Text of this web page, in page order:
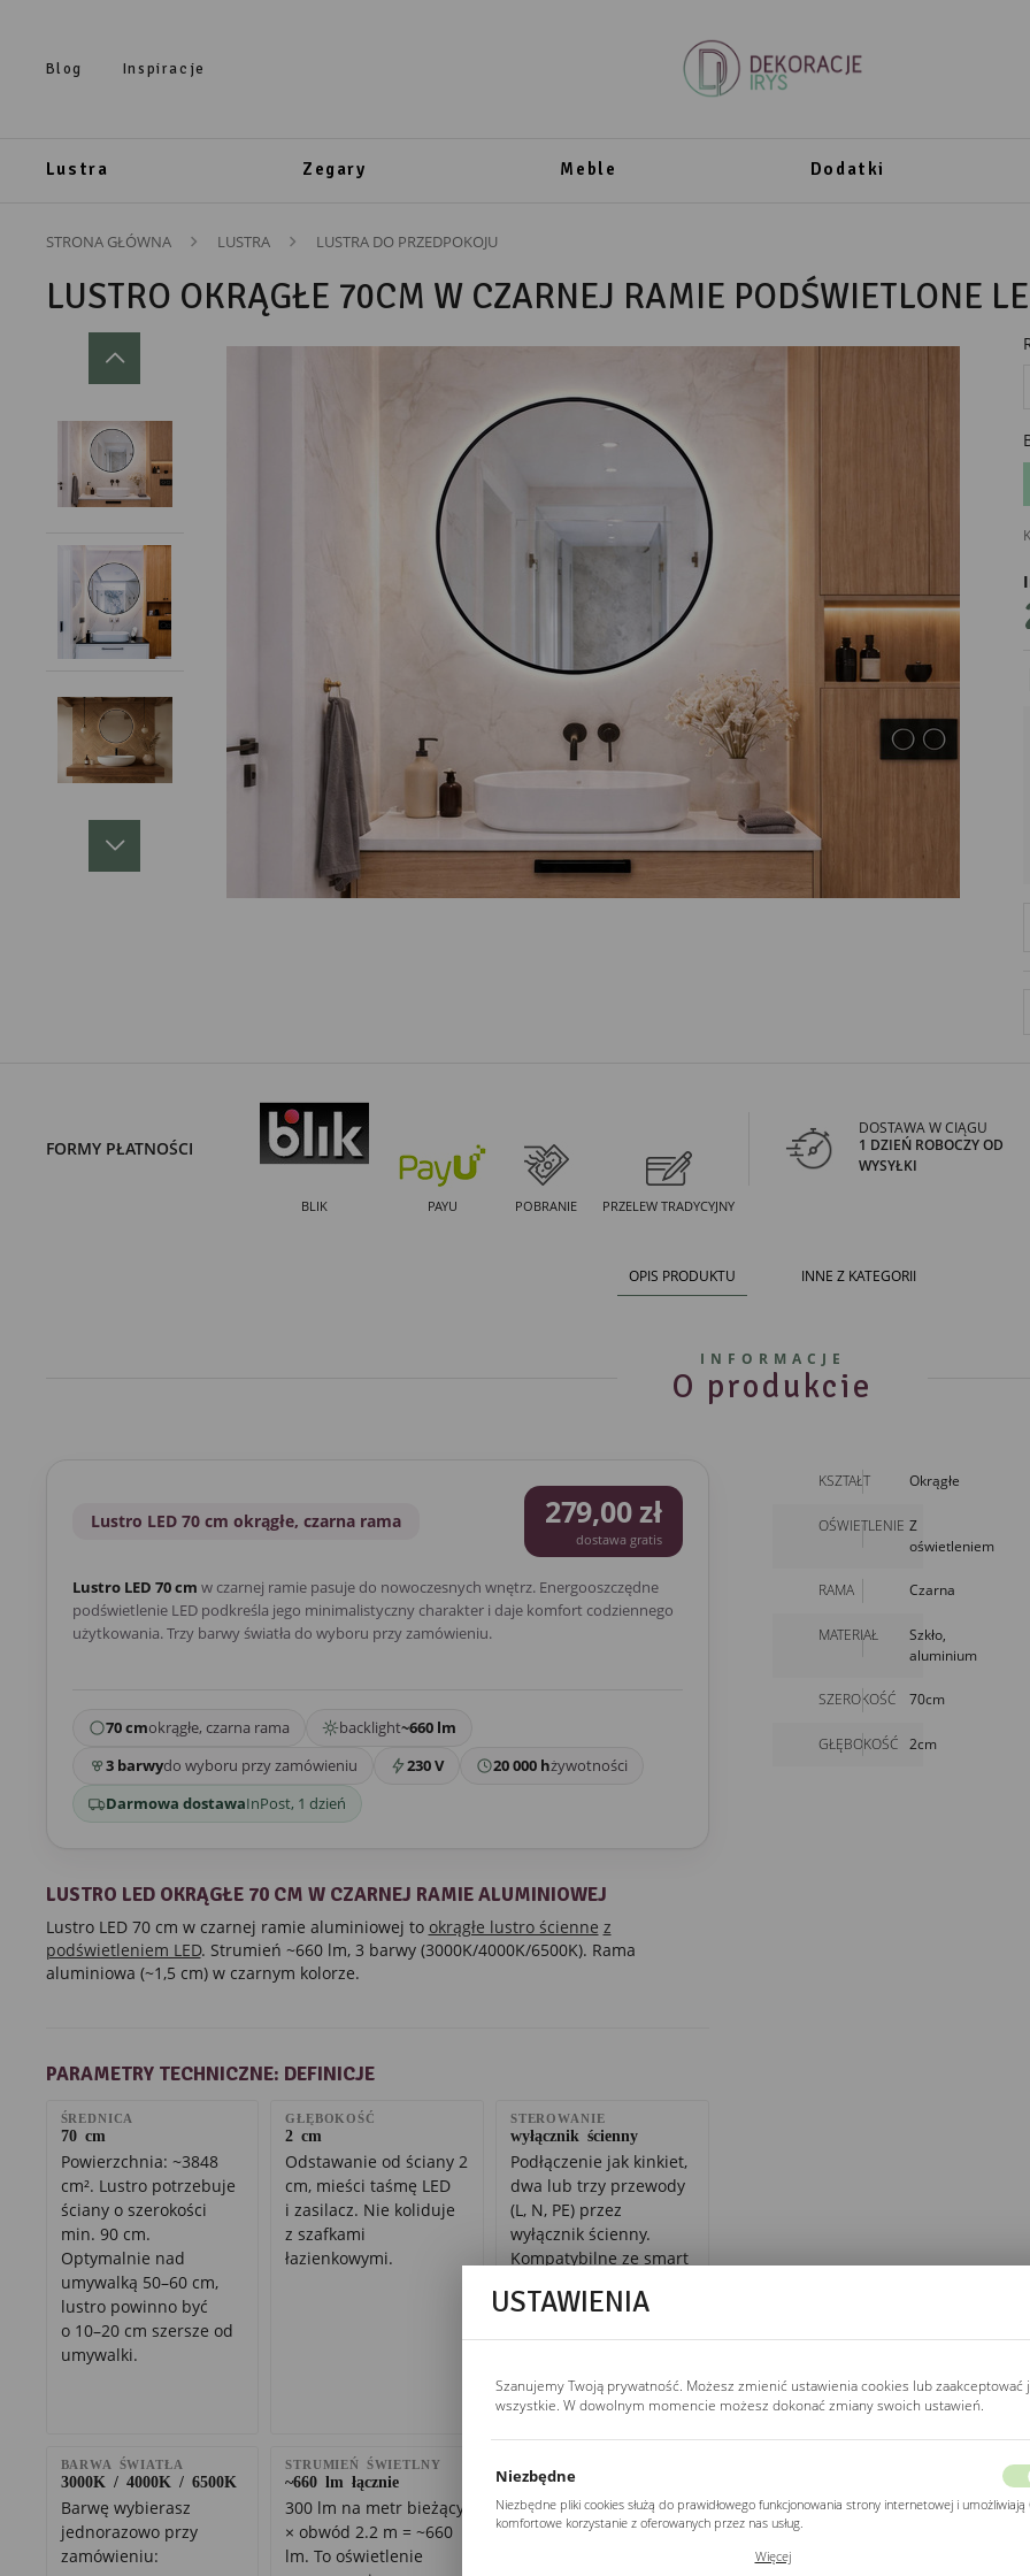
Blog Inspiracje
Lustra Zegary Meble Dodatki
STRONA GŁÓWNA LUSTRA LUSTRA DO PRZEDPOKOJU
LUSTRO OKRĄGŁE 70CM W CZARNEJ RAMIE PODŚWIETLONE
PRODUCENT
DekoracjeIrys.pl
FORMY PŁATNOŚCI
BLIK PAYU POBRANIE PRZELEW TRADYCYJNY
DOSTAWA W CIĄGU
1 DZIEŃ ROBOCZY OD
WYSYŁKI
OPIS PRODUKTU INNE Z KATEGORII
INFORMACJE
O produkcie
Lustro LED 70 cm okrągłe, czarna rama 279,00 zł
dostawa gratis
Lustro LED 70 cm w czarnej ramie pasuje do nowoczesnych wnętrz. Energooszczędne
podświetlenie LED podkreśla jego minimalistyczny charakter i daje komfort codziennego
użytkowania. Trzy barwy światła do wyboru przy zamówieniu.
70 cmokrągłe, czarna rama backlight~660 lm
3 barwydo wyboru przy zamówieniu 230 V 20 000 hżywotności
Darmowa dostawaInPost, 1 dzień
LUSTRO LED OKRĄGŁE 70 CM W CZARNEJ RAMIE ALUMINIOWEJ
Lustro LED 70 cm w czarnej ramie aluminiowej to okrągłe lustro ścienne z
podświetleniem LED. Strumień ~660 lm, 3 barwy (3000K/4000K/6500K). Rama
aluminiowa (~1,5 cm) w czarnym kolorze.
PARAMETRY TECHNICZNE: DEFINICJE
ŚREDNICA
70 cm
Powierzchnia: ~3848
cm². Lustro potrzebuje
ściany o szerokości
min. 90 cm.
Optymalnie nad
umywalką 50–60 cm,
lustro powinno być
o 10–20 cm szersze od
umywalki.
GŁĘBOKOŚĆ
2 cm
Odstawanie od ściany 2
cm, mieści taśmę LED
i zasilacz. Nie koliduje
z szafkami
łazienkowymi.
STEROWANIE
wyłącznik ścienny
Podłączenie jak kinkiet,
dwa lub trzy przewody
(L, N, PE) przez
wyłącznik ścienny.
Kompatybilne ze smart
(Sonoff Mini, Shelly 1)
wyłącznika.
BARWA ŚWIATŁA
3000K / 4000K / 6500K
Barwę wybierasz
jednorazowo przy
zamówieniu:
STRUMIEŃ ŚWIETLNY
~660 lm łącznie
300 lm na metr bieżący
× obwód 2.2 m = ~660
lm. To oświetlenie
20 000 h (L70)
L70 = po 20 000 h
strumień spada do
KSZTAŁT Okrągłe
OŚWIETLENIE Z
oświetleniem
RAMA Czarna
MATERIAŁ
Szkło,
aluminium
SZEROKOŚĆ 70cm
GŁĘBOKOŚĆ 2cm
USTAWIENIA
Szanujemy Twoją prywatność. Możesz zmienić ustawienia cookies lub zaakceptować
wszystkie. W dowolnym momencie możesz dokonać zmiany swoich ustawień.
Niezbędne
Niezbędne pliki cookies służą do prawidłowego funkcjonowania strony internetowej i umożliwiają
komfortowe korzystanie z oferowanych przez nas usług.
Twoich ustawień preferencji prywatności, logowania czy wypełniania formularzy. Dzięki plikom
Więcej